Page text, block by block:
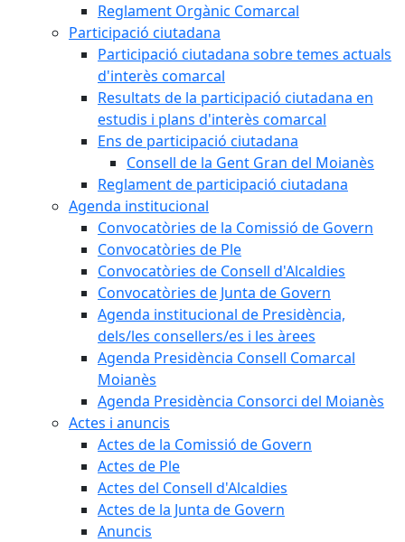
Reglament Orgànic Comarcal
Participació ciutadana
Participació ciutadana sobre temes actuals
d'interès comarcal
Resultats de la participació ciutadana en
estudis i plans d'interès comarcal
Ens de participació ciutadana
Consell de la Gent Gran del Moianès
Reglament de participació ciutadana
Agenda institucional
Convocatòries de la Comissió de Govern
Convocatòries de Ple
Convocatòries de Consell d'Alcaldies
Convocatòries de Junta de Govern
Agenda institucional de Presidència,
dels/les consellers/es i les àrees
Agenda Presidència Consell Comarcal
Moianès
Agenda Presidència Consorci del Moianès
Actes i anuncis
Actes de la Comissió de Govern
Actes de Ple
Actes del Consell d'Alcaldies
Actes de la Junta de Govern
Anuncis